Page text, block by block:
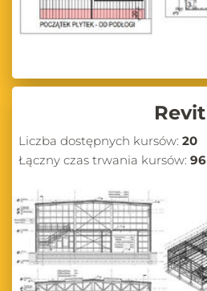
Revit
Liczba dostępnych kursów: 20
Łączny czas trwania kursów: 96